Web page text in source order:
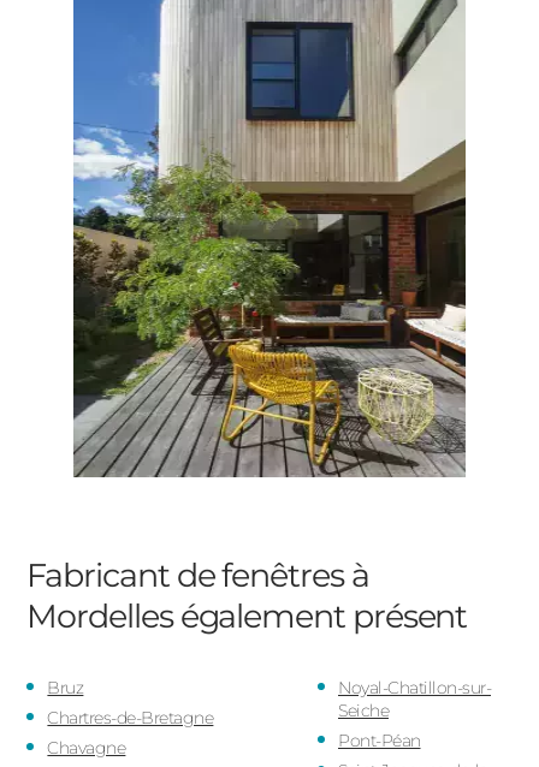
Fabricant de fenêtres à
Mordelleségalement présent
Bruz
Chartres-de-Bretagne
Chavagne
Noyal-Chatillon-sur-
Seiche
Pont-Péan